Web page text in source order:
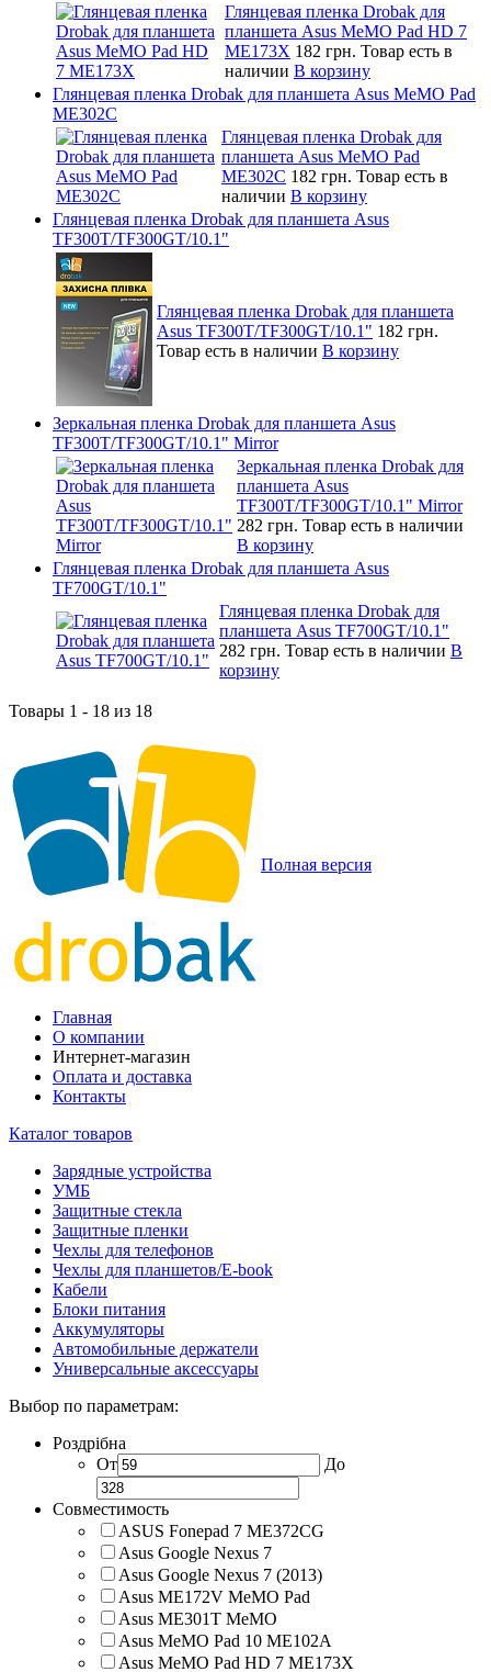
Глянцевая пленка Drobak для
планшета Asus MeMO Pad HD 7
ME173X 182 грн. Товар есть в
наличии В корзину
Глянцевая пленка Drobak для планшета Asus MeMO Pad
ME302C
Глянцевая пленка Drobak для
планшета Asus MeMO Pad
ME302C 182 грн. Товар есть в
наличии В корзину
Глянцевая пленка Drobak для планшета Asus
TF300T/TF300GT/10.1"
Глянцевая пленка Drobak для планшета
Asus TF300T/TF300GT/10.1" 182 грн.
Товар есть в наличии В корзину
Зеркальная пленка Drobak для планшета Asus
TF300T/TF300GT/10.1" Mirror
Зеркальная пленка Drobak для
планшета Asus
TF300T/TF300GT/10.1" Mirror
282 грн. Товар есть в наличии
В корзину
Глянцевая пленка Drobak для планшета Asus
TF700GT/10.1"
Глянцевая пленка Drobak для
планшета Asus TF700GT/10.1"
282 грн. Товар есть в наличии В
корзину
Товары 1 - 18 из 18
Полная версия
Главная
О компании
Интернет-магазин
Оплата и доставка
Контакты
Каталог товаров
Зарядные устройства
УМБ
Защитные стекла
Защитные пленки
Чехлы для телефонов
Чехлы для планшетов/E-book
Кабели
Блоки питания
Аккумуляторы
Автомобильные держатели
Универсальные аксессуары
Выбор по параметрам:
Роздрібна
От
До
Совместимость
ASUS Fonepad 7 ME372CG
Asus Google Nexus 7
Asus Google Nexus 7 (2013)
Asus ME172V MeMO Pad
Asus ME301T MeMO
Asus MeMO Pad 10 ME102A
Asus MeMO Pad HD 7 ME173X